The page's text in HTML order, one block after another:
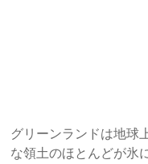
グリーンランドは地球
な領土のほとんどが氷